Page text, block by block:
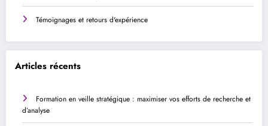
Témoignages et retours d'expérience
Articles récents
Formation en veille stratégique : maximiser vos efforts de recherche et
d’analyse